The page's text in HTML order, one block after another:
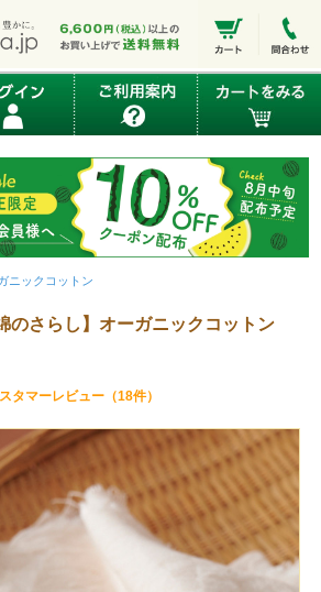
ニックコットン
のさらし】オーガニックコットン
タマーレビュー（18件）